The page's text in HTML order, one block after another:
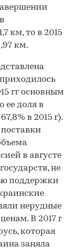
км, то в 2015
км.
гг основным
ее доля в
в 2015 г).
в августе
не
поддержки
нерудные
В 2017 г
которая
заняла